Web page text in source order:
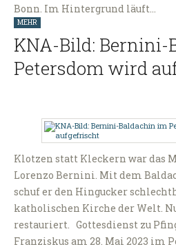
Bonn. Im Hintergrund läuft…
MEHR
KNA-Bild:
Petersdom wird
Klotzen statt Kleckern war das
Lorenzo Bernini. Mit dem
schuf er den Hingucker
katholischen Kirche der Welt.
restauriert. Gottesdienst zu
Franziskus am 28. Mai 2023 im